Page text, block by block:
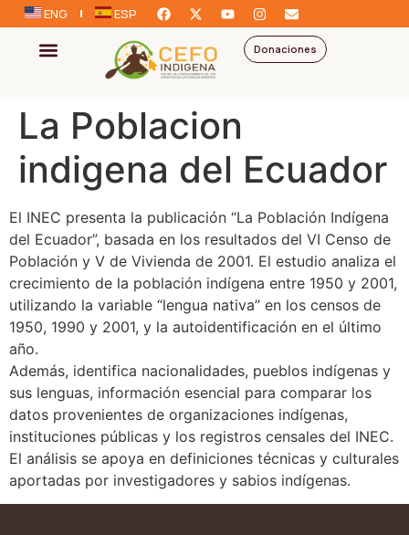
ENG ESP
Donaciones
La Poblacion
indigena del Ecuador
El INEC presenta la publicación “La Población Indígena
del Ecuador”, basada en los resultados del VI Censo de
Población y V de Vivienda de 2001. El estudio analiza el
crecimiento de la población indígena entre 1950 y 2001,
utilizando la variable “lengua nativa” en los censos de
1950, 1990 y 2001, y la autoidentificación en el último
año.
Además, identifica nacionalidades, pueblos indígenas y
sus lenguas, información esencial para comparar los
datos provenientes de organizaciones indígenas,
instituciones públicas y los registros censales del INEC.
El análisis se apoya en definiciones técnicas y culturales
aportadas por investigadores y sabios indígenas.